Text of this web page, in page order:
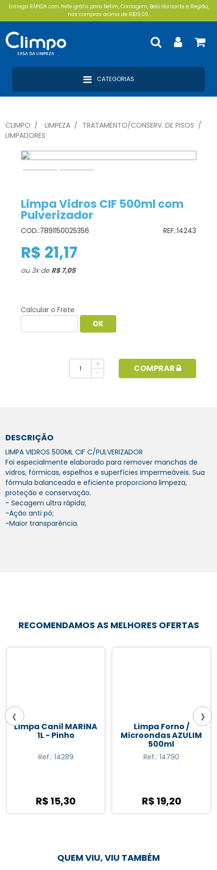
Entrega RÁPIDA com frete grátis para Betim, Contagem, Belo Horizonte e Região,
nas compras acima de R$19,00.
CATEGORIAS
CLIMPO LIMPEZA
TRATAMENTO/CONSERV. DE PISOS
LIMPADORES
Limpa Vidros CIF 500ml com
Pulverizador
COD.:7891150025356 REF.:14243
R$ 21,17
ou 3xde R$ 7,05
Calcular o Frete
+
-
COMPRAR
DESCRIÇÃO
LIMPA VIDROS 500ML CIF C/PULVERIZADOR
Foi especialmente elaborado para remover manchas de
vidros, fórmicas, espelhos e superfícies impermeáveis. Sua
fórmula balanceada e eficiente proporciona limpeza,
proteção e conservação.
- Secagem ultra rápida;
-Ação anti pó;
-Maior transparência.
RECOMENDAMOS AS MELHORES OFERTAS
Limpa Canil MARINA
1L - Pinho
Ref.: 14289
R$ 15,30
Limpa Forno /
Microondas AZULIM
500ml
Ref.: 14790
R$ 19,20
‹ ›
QUEM VIU, VIU TAMBÉM